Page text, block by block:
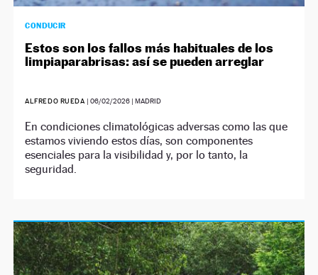
CONDUCIR
Estos son los fallos más habituales de los
limpiaparabrisas: así se pueden arreglar
ALFREDO RUEDA | 06/02/2026| MADRID
En condiciones climatológicas adversas como las que
estamos viviendo estos días, son componentes
esenciales para la visibilidad y, por lo tanto, la
seguridad.